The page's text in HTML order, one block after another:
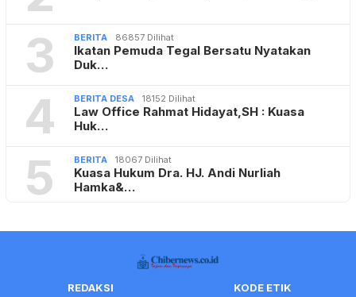
3 BERITA 86857 Dilihat
Ikatan Pemuda Tegal Bersatu Nyatakan
Duk…
4 BERITA DESA 18152 Dilihat
Law Office Rahmat Hidayat,SH : Kuasa
Huk…
5 BERITA 18067 Dilihat
Kuasa Hukum Dra. HJ. Andi Nurliah
Hamka&…
REDAKSI
KODE ETIK